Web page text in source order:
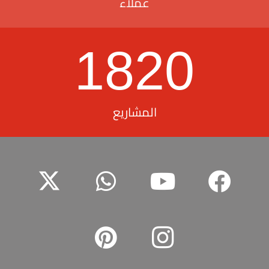
1820
المشاريع